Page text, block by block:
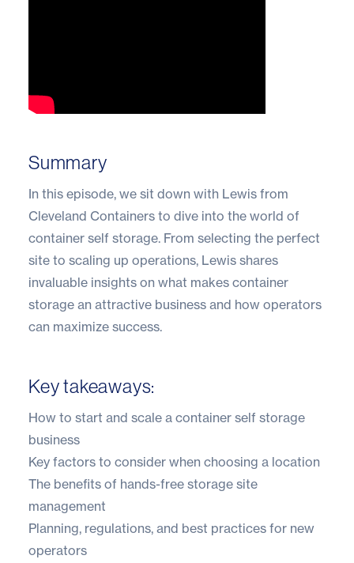
Summary
In this episode, we sit down with Lewis from
Cleveland Containers to dive into the world of
container self storage. From selecting the perfect
site to scaling up operations, Lewis shares
invaluable insights on what makes container
storage an attractive business and how operators
can maximize success.
Key takeaways:
How to start and scale a container self storage
business
Key factors to consider when choosing a location
The benefits of hands-free storage site
management
Planning, regulations, and best practices for new
operators